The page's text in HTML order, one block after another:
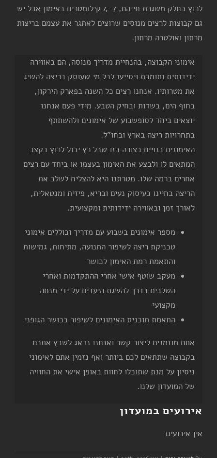
לרוץ כחלק משגרת חייהם, 4-7 קילומטרים באימון אבל יש
גם קבוצות לרצים מנוסים שרוצים לאתגר את עצמם בריצות
מרתון ואולטרה מרתון.
אימוני הקבוצה, בהנחיית מדריך מנוסה, הם באווירה
ידידותית ותומכת ויסייעו לכל מי שעוסק בריצה להשיג
את מטרותיו. אנחנו רצים כל השנה בפארק הירקון,
בחוף הים, בשדות ובחיק הטבע. מידי פעם אנחנו
יוצאים ביחד לסופשבוע של אימונים ולהשתתף
בתחרויות ריצה בארץ ובחו"ל.
האימונים בנויים בצורה כזו שכל רץ יכול לרוץ בקצב
המתאים לו ולבצע את האימון בעצמו או ביחד עם רצים
אחרים ברמה שלו. מטרתנו היא להצליח לשלב את
הריצה בחיינו כעיסוק נעים ובריא, פיזית ומנטאלית,
לאורך זמן ובאווירה ידידותית ומקצועית.
מספר אימונים בשבוע עם מדריך וכוללים אימוני
טכניקת ריצה לשיפור התנועה, מתיחות, גמישות
והתאמת רמת האימון לכושר
מעקב שוטף אישי אחרי ההתקדמות ואחרי
השלבים בדרך להשגת היעדים על ידי מנחה
מקצועי
התאמת תוכנית האימונים לשיפור בכושר הגופני
אתם מוזמנים ליצור קשר ואנחנו נדאג לשבץ אתכם
בקבוצה שתתאים לכם ביותר ואף נזמין אתם לאימוני
ניסיון על מנת שתוכלו לחוות באופן אישי את החוויה
של המועדון שלנו.
אירועים במועדון
אין אירועים